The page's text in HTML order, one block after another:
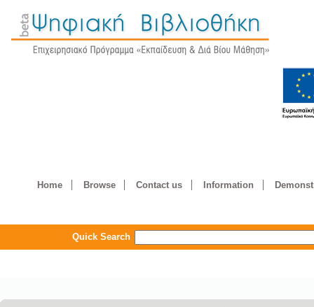
Home Browse Contact us Information
Quick Search